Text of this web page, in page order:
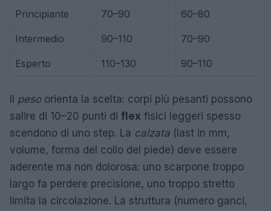
Principiante 70–90 60–80
Intermedio 90–110 70–90
Esperto 110–130 90–110
pesoorienta la scelta: corpi più pesanti possono
salire di 10–20 punti di flex fisici leggeri spesso
scendono di uno step. La calzata (last in mm,
volume, forma del collo del piede) deve essere
aderente ma non dolorosa: uno scarpone troppo
largo fa perdere precisione, uno troppo stretto
limita la circolazione. La struttura (numero ganci,